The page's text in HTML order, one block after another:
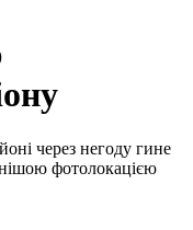
через негоду гине
фотолокацією